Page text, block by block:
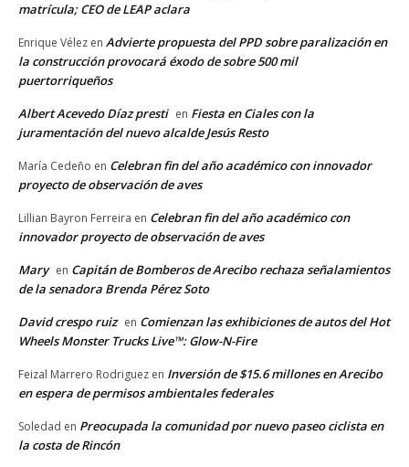
matrícula; CEO de LEAP aclara
Enrique Vélez en Advierte propuesta del PPD sobre paralización en
la construcción provocará éxodo de sobre 500 mil
puertorriqueños
Albert Acevedo Díaz presti en Fiesta en Ciales con la
juramentación del nuevo alcalde Jesús Resto
María Cedeño en Celebran fin del año académico con innovador
proyecto de observación de aves
Lillian Bayron Ferreira en Celebran fin del año académico con
innovador proyecto de observación de aves
Mary en Capitán de Bomberos de Arecibo rechaza señalamientos
de la senadora Brenda Pérez Soto
David crespo ruiz en Comienzan las exhibiciones de autos del Hot
Wheels Monster Trucks Live™: Glow-N-Fire
Feizal Marrero Rodriguez en Inversión de $15.6 millones en Arecibo
en espera de permisos ambientales federales
Soledad en Preocupada la comunidad por nuevo paseo ciclista en
la costa de Rincón